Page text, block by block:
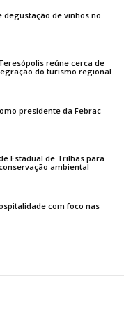
degustação de vinhos no
reúne cerca de
do turismo regional
presidente da Febrac
Estadual de Trilhas para
ambiental
com foco nas